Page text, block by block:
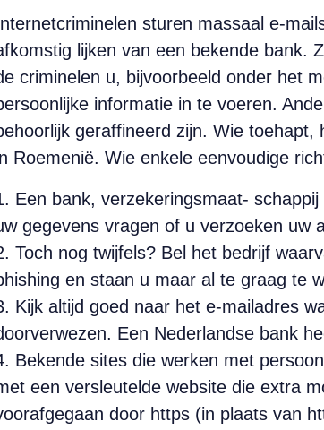
sturen massaal e-
lijken van een bekende bank.
criminelen u, bijvoorbeeld onder het
informatie in te voeren.
geraffineerd zijn. Wie
Roemenië. Wie enkele eenvoudige
Een bank, verzekeringsmaat-
gegevens vragen of u verzoeken uw
Toch nog twijfels? Bel het bedrijf
en staan u maar al te graag te
Kijk altijd goed naar het e-mailadres
Een Nederlandse bank
Bekende sites die werken met
een versleutelde website die extra
door https (in plaats van